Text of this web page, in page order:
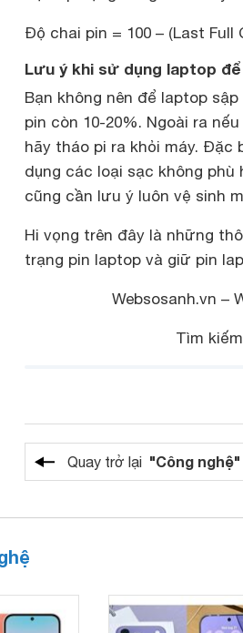
Độ chai pin = 100 – (Last Full
Lưu ý khi sử dụng laptop
Bạn không nên để laptop
pin còn 10-20%. Ngoài ra
hãy tháo pi ra khỏi máy. Đặc
dụng các loại sạc không
cũng cần lưu ý luôn vệ sinh
Hi vọng trên đây là những
trạng pin laptop và giữ pin
Websosanh.vn –
Tìm
Quay trở lại "Công nghệ"